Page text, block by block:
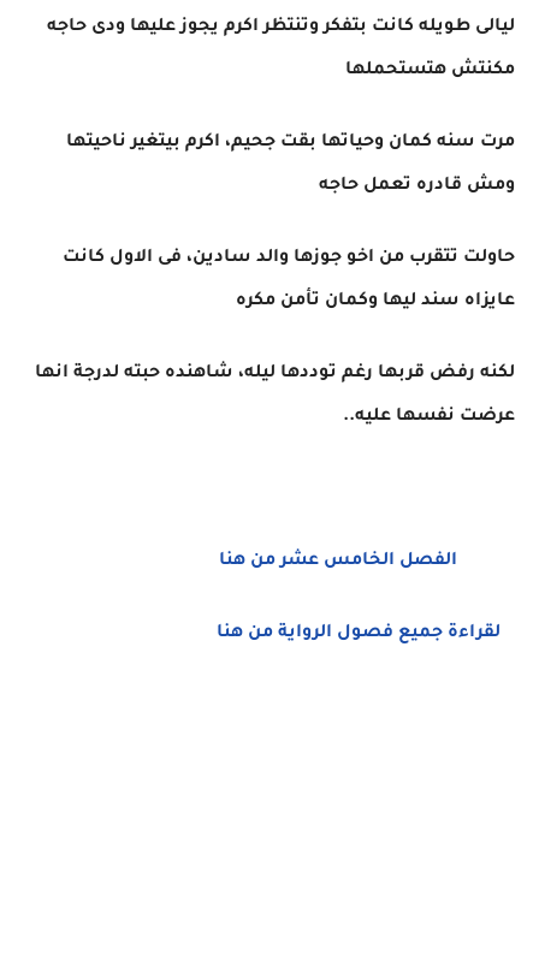
ليالى طويله كانت بتفكر وتنتظر اكرم يجوز عليها ودى حاجه
مكنتش هتستحملها
مرت سنه كمان وحياتها بقت جحيم، اكرم بيتغير ناحيتها
ومش قادره تعمل حاجه
حاولت تتقرب من اخو جوزها والد سادين، فى الاول كانت
عايزاه سند ليها وكمان تأمن مكره
لكنه رفض قربها رغم توددها ليله، شاهنده حبته لدرجة انها
عرضت نفسها عليه..
الفصل الخامس عشر من هنا
لقراءة جميع فصول الرواية من هنا